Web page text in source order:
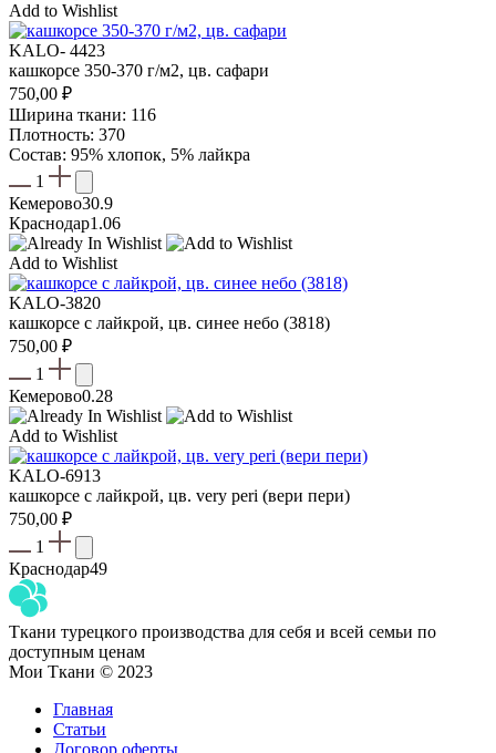
Add to Wishlist
KALO- 4423
кашкорсе 350-370 г/м2, цв. сафари
750,00 ₽
Ширина ткани: 116
Плотность: 370
Состав: 95% хлопок, 5% лайкра
1
Кемерово30.9
Краснодар1.06
Add to Wishlist
KALO-3820
кашкорсе с лайкрой, цв. синее небо (3818)
750,00 ₽
1
Кемерово0.28
Add to Wishlist
KALO-6913
кашкорсе с лайкрой, цв. very peri (вери пери)
750,00 ₽
1
Краснодар49
Ткани турецкого производства для себя и всей семьи по
доступным ценам
Мои Ткани © 2023
Главная
Статьи